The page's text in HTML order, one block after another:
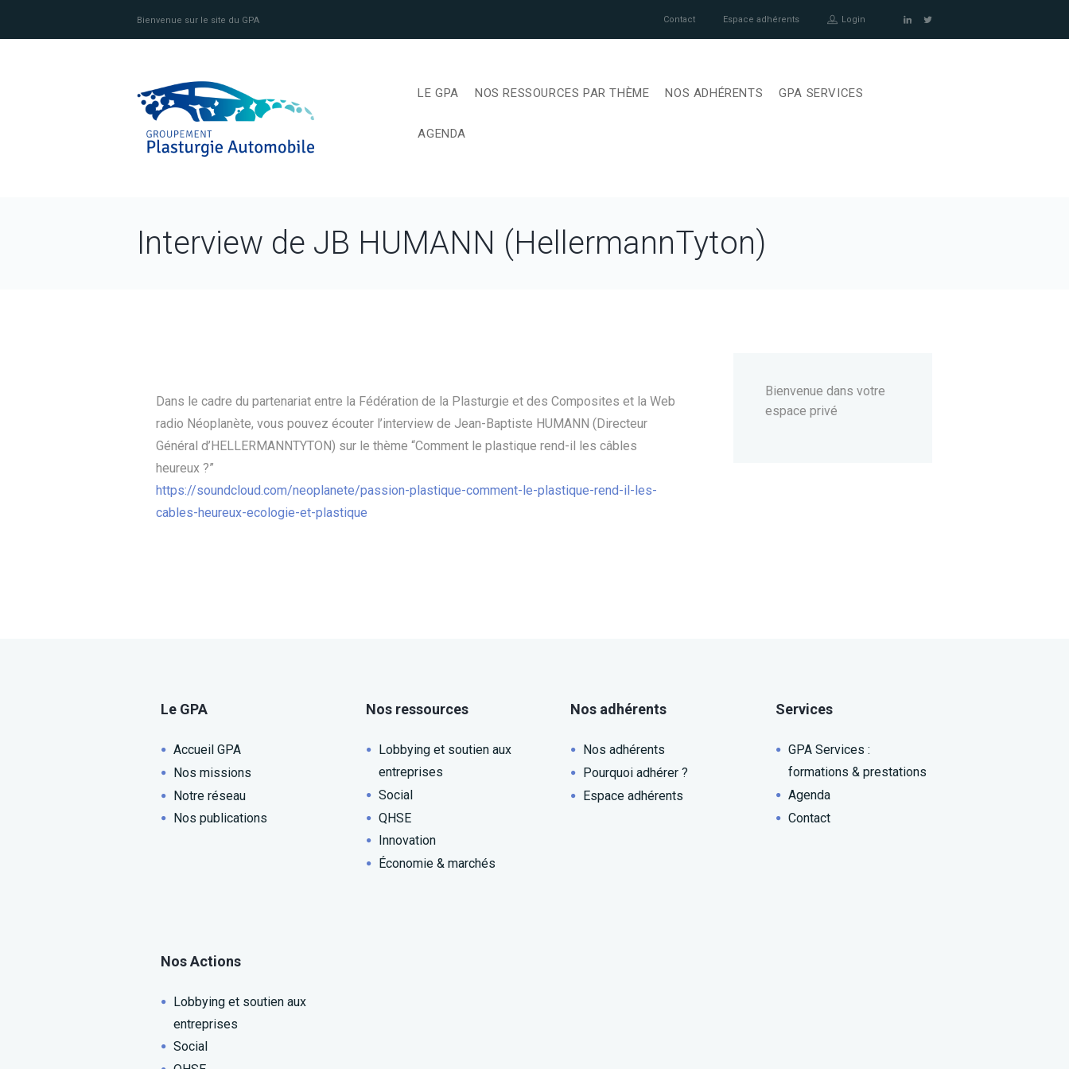
Bienvenue sur le site du GPA Contact Espace adhérents Login
LE GPA NOS RESSOURCES PAR THÈME NOS ADHÉRENTS GPA SERVICES
AGENDA
Interview de JB HUMANN (HellermannTyton)
Dans le cadre du partenariat entre la Fédération de la Plasturgie et des Composites et la Web
radio Néoplanète, vous pouvez écouter l’interview de Jean-Baptiste HUMANN (Directeur
Général d’HELLERMANNTYTON) sur le thème “Comment le plastique rend-il les câbles
heureux ?”
https://soundcloud.com/neoplanete/passion-plastique-comment-le-plastique-rend-il-les-
cables-heureux-ecologie-et-plastique
Bienvenue dans votre
espace privé
Le GPA
Accueil GPA
Nos missions
Notre réseau
Nos publications
Nos ressources
Lobbying et soutien aux
entreprises
Social
QHSE
Innovation
Économie & marchés
Nos adhérents
Nos adhérents
Pourquoi adhérer ?
Espace adhérents
Services
GPA Services :
formations & prestations
Agenda
Contact
Nos Actions
Lobbying et soutien aux
entreprises
Social